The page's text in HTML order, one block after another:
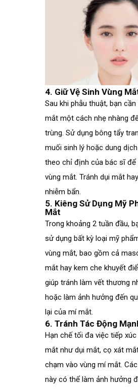
4. Giữ Vệ Sinh Vùng
Sau khi phẫu thuật, bạn cần
mắt một cách nhẹ nhàng
trùng. Sử dụng bông tẩy
muối sinh lý hoặc dung
theo chỉ định của bác sĩ để
vùng mắt. Tránh dụi mắt
nhiễm bẩn.
5. Kiêng Sử Dụng Mỹ
Mắt
Trong khoảng 2 tuần đầu,
sử dụng bất kỳ loại mỹ
vùng mắt, bao gồm cả
mắt hay kem che khuyết
giúp tránh làm vết thương
hoặc làm ảnh hưởng đến
lại của mí mắt.
6. Tránh Tác Động
Hạn chế tối đa việc tiếp
mắt như dụi mắt, cọ xát
chạm vào vùng mí mắt.
này có thể làm ảnh hưởng